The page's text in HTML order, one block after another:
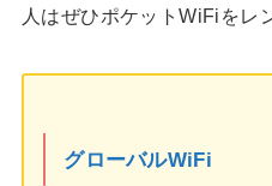
人はぜひポケットWiFiをレ
グローバルWiFi